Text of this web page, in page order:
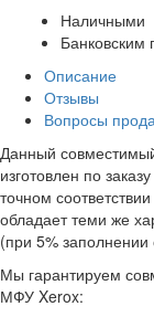
Наличными
Описание
Отзывы
Вопросы
Данный
изготовлен по
точном
обладает теми же
(при 5%
Мы гарантируем
МФУ Xerox: